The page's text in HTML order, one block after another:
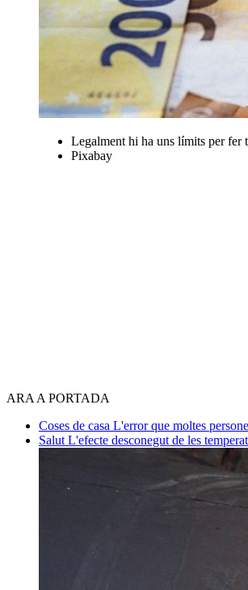
Legalment hi ha uns límits per fer
Pixabay
ARA A PORTADA
Coses de casa L'error que moltes
Salut L'efecte desconegut de les